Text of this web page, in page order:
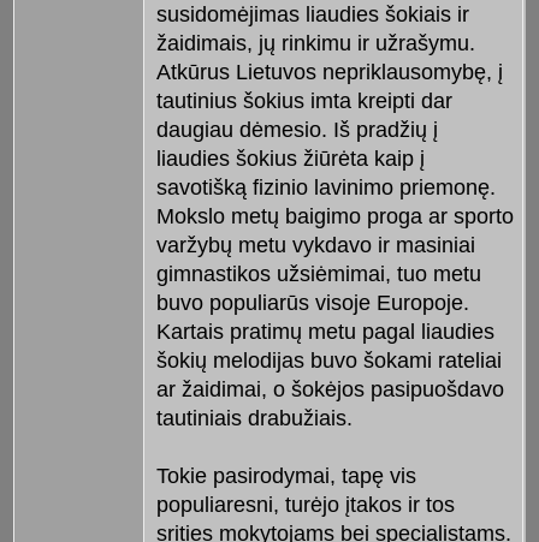
susidomėjimas liaudies šokiais ir
žaidimais, jų rinkimu ir užrašymu.
Atkūrus Lietuvos nepriklausomybę, į
tautinius šokius imta kreipti dar
daugiau dėmesio. Iš pradžių į
liaudies šokius žiūrėta kaip į
savotišką fizinio lavinimo priemonę.
Mokslo metų baigimo proga ar sporto
varžybų metu vykdavo ir masiniai
gimnastikos užsiėmimai, tuo metu
buvo populiarūs visoje Europoje.
Kartais pratimų metu pagal liaudies
šokių melodijas buvo šokami rateliai
ar žaidimai, o šokėjos pasipuošdavo
tautiniais drabužiais.
Tokie pasirodymai, tapę vis
populiaresni, turėjo įtakos ir tos
srities mokytojams bei specialistams.